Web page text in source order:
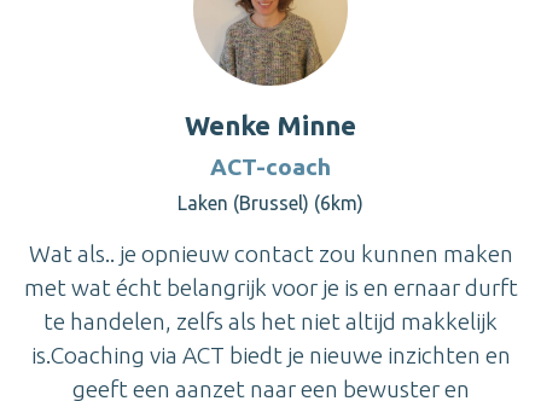
Wenke Minne
ACT-coach
Laken (Brussel) (6km)
Wat als.. je opnieuw contact zou kunnen maken
met wat écht belangrijk voor je is en ernaar durft
te handelen, zelfs als het niet altijd makkelijk
is.Coaching via ACT biedt je nieuwe inzichten en
geeft een aanzet naar een bewuster en